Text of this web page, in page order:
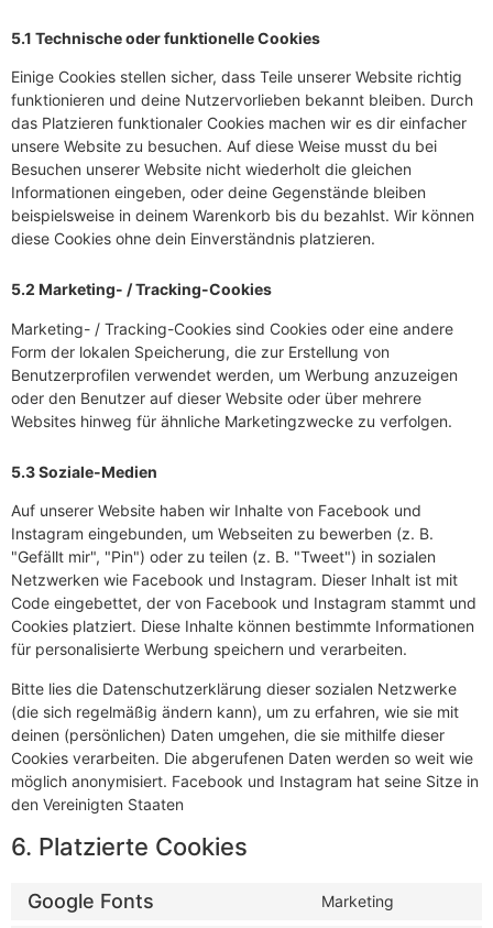
5.1 Technische oder funktionelle Cookies
Einige Cookies stellen sicher, dass Teile unserer Website richtig
funktionieren und deine Nutzervorlieben bekannt bleiben. Durch
das Platzieren funktionaler Cookies machen wir es dir einfacher
unsere Website zu besuchen. Auf diese Weise musst du bei
Besuchen unserer Website nicht wiederholt die gleichen
Informationen eingeben, oder deine Gegenstände bleiben
beispielsweise in deinem Warenkorb bis du bezahlst. Wir können
diese Cookies ohne dein Einverständnis platzieren.
5.2 Marketing- / Tracking-Cookies
Marketing- / Tracking-Cookies sind Cookies oder eine andere
Form der lokalen Speicherung, die zur Erstellung von
Benutzerprofilen verwendet werden, um Werbung anzuzeigen
oder den Benutzer auf dieser Website oder über mehrere
Websites hinweg für ähnliche Marketingzwecke zu verfolgen.
5.3 Soziale-Medien
Auf unserer Website haben wir Inhalte von Facebook und
Instagram eingebunden, um Webseiten zu bewerben (z. B.
"Gefällt mir", "Pin") oder zu teilen (z. B. "Tweet") in sozialen
Netzwerken wie Facebook und Instagram. Dieser Inhalt ist mit
Code eingebettet, der von Facebook und Instagram stammt und
Cookies platziert. Diese Inhalte können bestimmte Informationen
für personalisierte Werbung speichern und verarbeiten.
Bitte lies die Datenschutzerklärung dieser sozialen Netzwerke
(die sich regelmäßig ändern kann), um zu erfahren, wie sie mit
deinen (persönlichen) Daten umgehen, die sie mithilfe dieser
Cookies verarbeiten. Die abgerufenen Daten werden so weit wie
möglich anonymisiert. Facebook und Instagram hat seine Sitze in
den Vereinigten Staaten
6. Platzierte Cookies
Google Fonts Marketing